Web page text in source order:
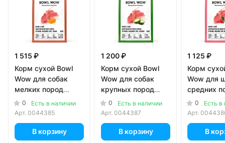
1 515 ₽
Корм сухой Bowl
Wow для собак
мелких пород
ягненок, индейка,
рис, тыква 800 гр
0
Есть в наличии
Арт. 0044385
В корзину
1 200 ₽
Корм сухой Bowl
Wow для собак
крупных пород
ягненок, индейка,
рис, цукини 800 гр
0
Есть в наличии
Арт. 0044387
В корзину
1 125 ₽
Корм
Wow для
средних
ягненок,
рис,
0
Есть в
Арт.
В